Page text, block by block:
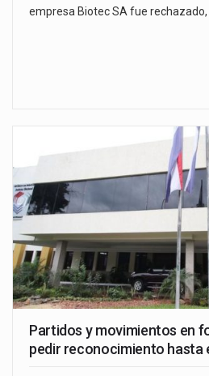
empresa Biotec SA fue rechazado,
Partidos y movimientos en
pedir reconocimiento hasta